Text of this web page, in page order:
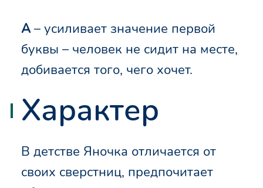
А– усиливает значение первой
буквы – человек не сидит на месте,
добивается того, чего хочет.
Характер
В детстве Яночка отличается от
своих сверстниц, предпочитает